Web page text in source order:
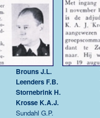
Brouns J.L.
Leenders F.B.
Stornebrink H.
Krosse K.A.J.
Sundahl G.P.